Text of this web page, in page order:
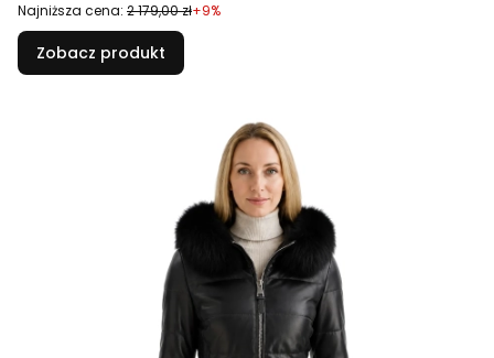
Najniższa cena: 2 179,00 zł+9%
Zobacz produkt